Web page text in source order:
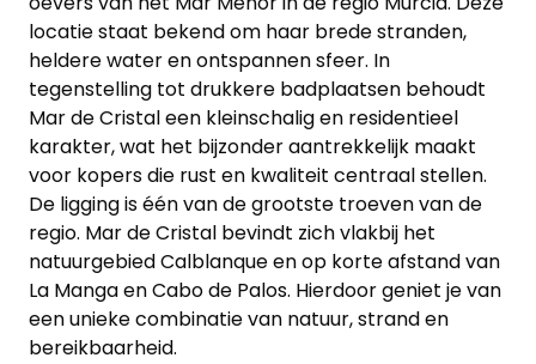
locatie staat bekend om haar brede stranden,
heldere water en ontspannen sfeer. In
tegenstelling tot drukkere badplaatsen behoudt
Mar de Cristal een kleinschalig en residentieel
karakter, wat het bijzonder aantrekkelijk maakt
voor kopers die rust en kwaliteit centraal stellen.
De ligging is één van de grootste troeven van de
regio. Mar de Cristal bevindt zich vlakbij het
natuurgebied Calblanque en op korte afstand van
La Manga en Cabo de Palos. Hierdoor geniet je van
een unieke combinatie van natuur, strand en
bereikbaarheid.